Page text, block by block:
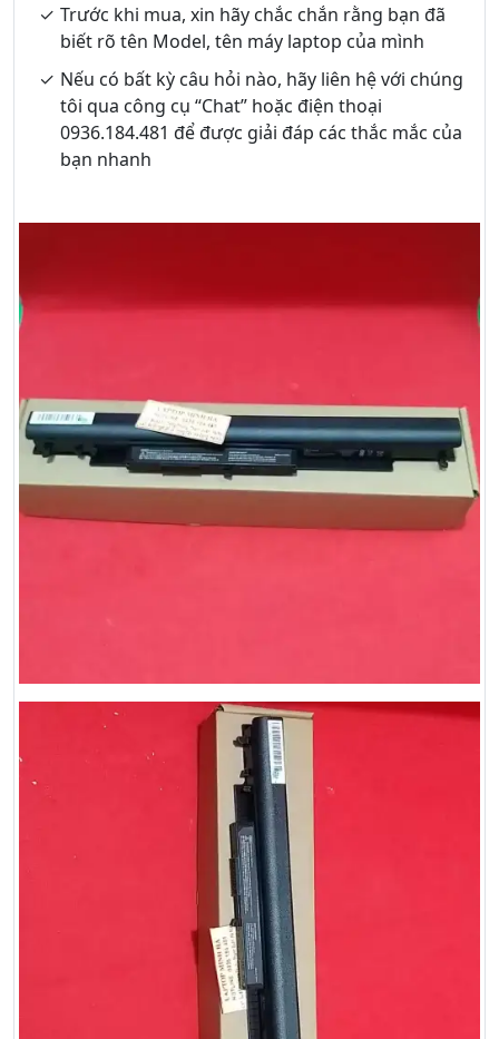
Trước khi mua, xin hãy chắc chắn rằng bạn đã
biết rõ tên Model, tên máy laptop của mình
Nếu có bất kỳ câu hỏi nào, hãy liên hệ với chúng
tôi qua công cụ “Chat” hoặc điện thoại
0936.184.481 để được giải đáp các thắc mắc của
bạn nhanh